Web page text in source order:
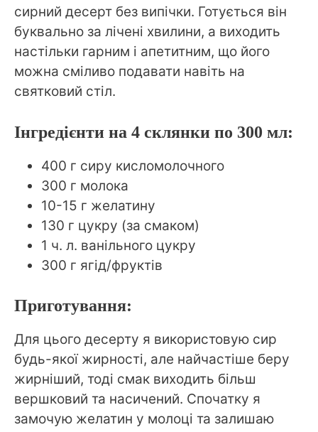
сирний десерт без випічки. Готується він
буквально за лічені хвилини, а виходить
настільки гарним і апетитним, що його
можна сміливо подавати навіть на
святковий стіл.
Інгредієнти на 4 склянки по 300 мл:
400 г сиру кисломолочного
300 г молока
10-15 г желатину
130 г цукру (за смаком)
1 ч. л. ванільного цукру
300 г ягід/фруктів
Приготування:
Для цього десерту я використовую сир
будь-якої жирності, але найчастіше беру
жирніший, тоді смак виходить більш
вершковий та насичений. Спочатку я
замочую желатин у молоці та залишаю